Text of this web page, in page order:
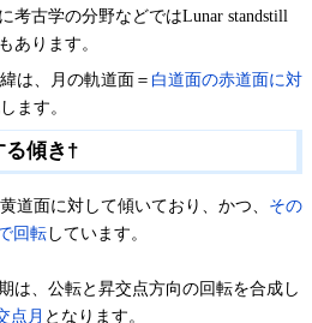
考古学の分野などではLunar standstill
あります。
は、月の軌道面＝ 白道面の赤道面に対
ます。
傾き †
道面に対して傾いており、かつ、 その
回転しています。
は、公転と昇交点方向の回転を合成し
点月 となります。